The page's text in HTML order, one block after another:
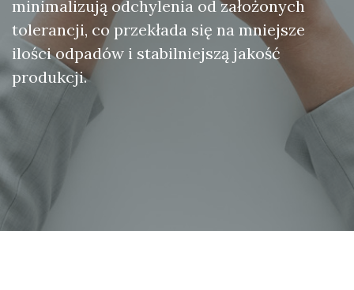
minimalizują odchylenia od założonych
tolerancji, co przekłada się na mniejsze
ilości odpadów i stabilniejszą jakość
produkcji.